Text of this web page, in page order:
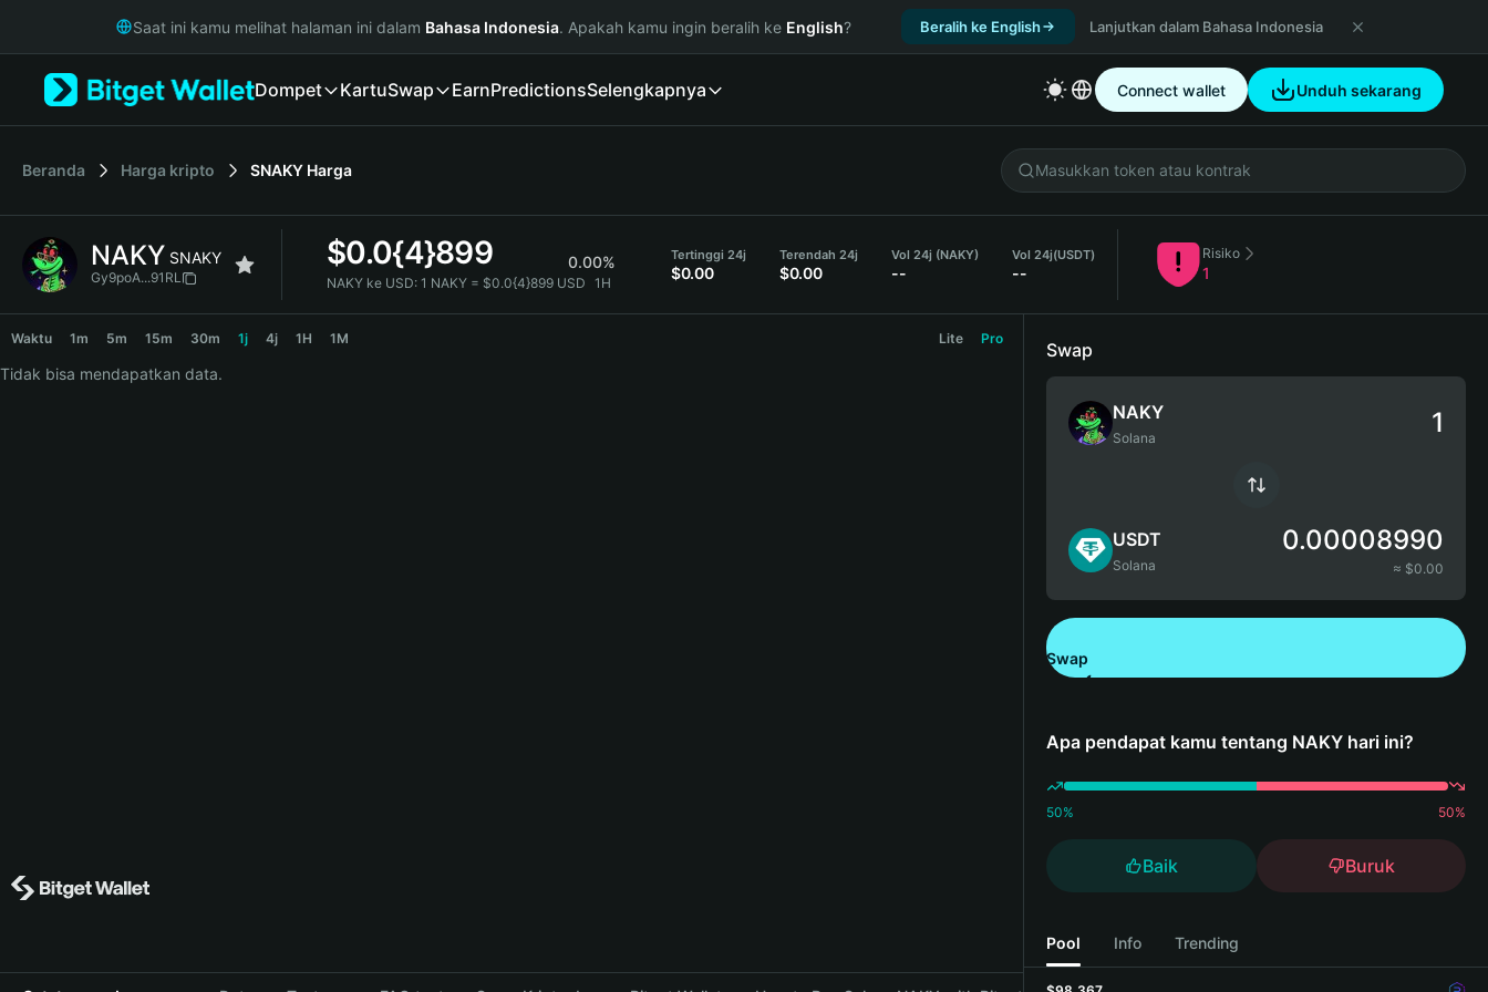
Русский
Italiano
简体中文
繁體中文
Bahasa Indonesia
हिन्दी
Saat ini kamu melihat halaman ini dalam Bahasa Indonesia. Apakah kamu ingin beralih ke English? Beralih ke English Lanjutkan dalam Bahasa Indonesia
Dompet KartuSwap EarnPredictionsSelengkapnya Connect wallet Unduh sekarang
Beranda Harga kripto SNAKY Harga
NAKY SNAKY
Gy9poA...91RL
$0.0{4}899 0.00%
NAKY ke USD: 1 NAKY = $0.0{4}899 USD 1H
Tertinggi 24j
$0.00
Terendah 24j
$0.00
Vol 24j (NAKY)
--
Vol 24j(USDT)
--
Risiko
1
Waktu 1m 5m 15m 30m 1j 4j 1H 1M Lite Pro
Tidak bisa mendapatkan data.
Swap
NAKY
Solana
USDT
Solana
0.00008990
≈ $0.00
Swap
Apa pendapat kamu tentang NAKY hari ini?
50% 50%
Baik Buruk
Pool Info Trending